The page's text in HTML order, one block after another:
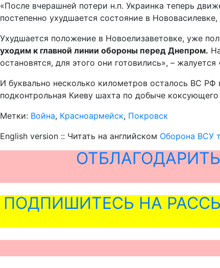
«После вчерашней потери н.п. Украинка теперь
постепенно ухудшается состояние в
Ухудшается положение в Новоелизаветовке, уже
уходим к главной линии обороны перед Днепром.
остановятся, для этого они готовились», –
И буквально несколько километров осталось ВС
подконтрольная Киеву шахта по добыче
Метки: Война, Красноармейск, Покровск
English version :: Читать на английском Оборона ВСУ
ПОДПИШИТЕСЬ НА